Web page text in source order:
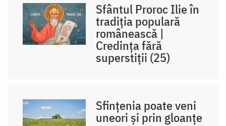
Sfântul Proroc Ilie în
tradiția populară
românească |
Credința fără
superstiții (25)
Sfințenia poate veni
uneori și prin gloanțe